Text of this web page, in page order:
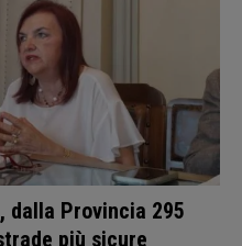
Provincia 295
più sicure